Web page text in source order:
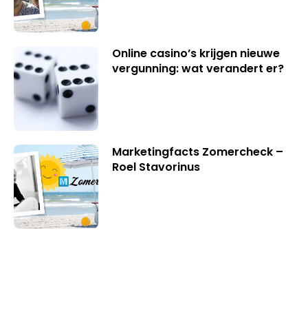
Online casino’s krijgen nieuwe
vergunning: wat verandert er?
Marketingfacts Zomercheck –
Roel Stavorinus